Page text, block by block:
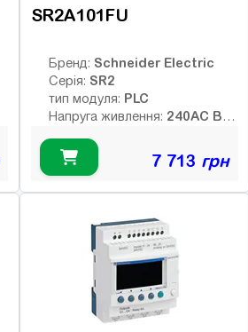
SR2A101FU
Бренд: Schneider Electric
Серія: SR2
тип модуля: PLC
Напруга живлення: 240AC В
релейні
Інтерфейс: Немає
USB порт:
Число дискретних виходів:
Число високочастотних
виходів:
7 713 грн